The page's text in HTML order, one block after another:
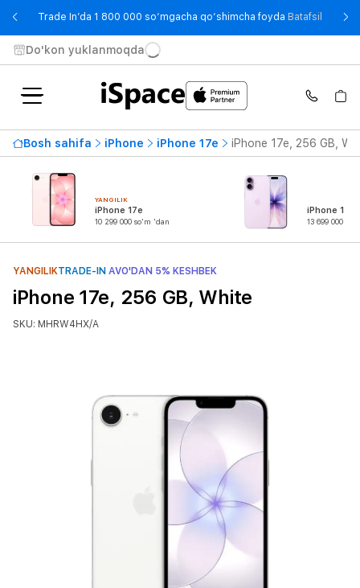
Trade In’da 1 800 000 so‘mgacha qo‘shimcha foyda Batafsil -
Do'kon yuklanmoqda
Bosh sahifa iPhone iPhone 17e iPhone 17e, 256 GB,
YANGILIK
iPhone 17e
10 299 000 so'm 'dan
iPhone 17
13 699 000
YANGILIKTRADE-IN AVO'DAN 5% KESHBEK
iPhone 17e, 256 GB, White
SKU: MHRW4HX/A